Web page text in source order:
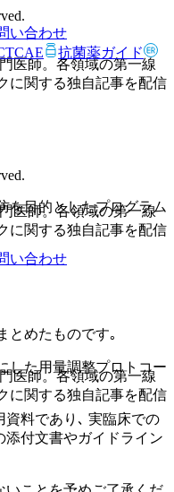
い合わせ
抗菌薬ガイド
を目的としたプログラム
い合わせ
医師。各領域の第一線
に関する独自記事を配信
医師。各領域の第一線
に関する独自記事を配信
医師。各領域の第一線
に関する独自記事を配信
とめたものです｡
した用量調整プロトコー
資料であり､ 実臨床での
添付文書やガイドライン